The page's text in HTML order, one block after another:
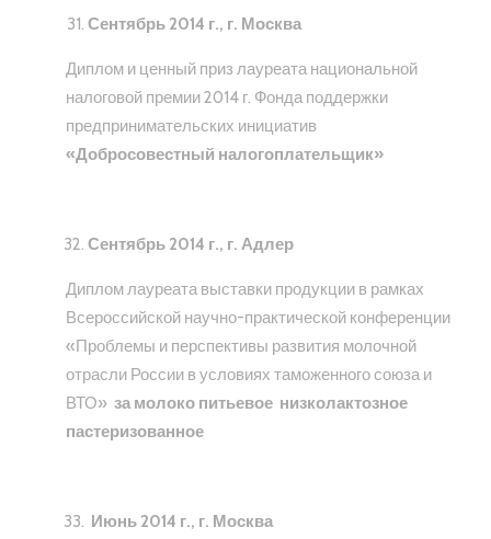
Сентябрь 2014 г., г. Москва
Диплом и ценный приз лауреата национальной
налоговой премии 2014 г. Фонда поддержки
предпринимательских инициатив
«Добросовестный налогоплательщик»
Сентябрь 2014 г., г. Адлер
Диплом лауреата выставки продукции в рамках
Всероссийской научно-практической конференции
«Проблемы и перспективы развития молочной
отрасли России в условиях таможенного союза и
ВТО» за молоко питьевое низколактозное
пастеризованное
Июнь 2014 г., г. Москва